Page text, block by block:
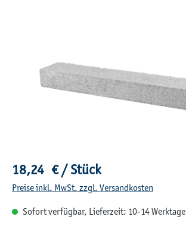
Regulärer Preis:
18,24 € / Stück
Preise inkl. MwSt. zzgl. Versandkosten
Sofort verfügbar, Lieferzeit: 10-14 Werktage